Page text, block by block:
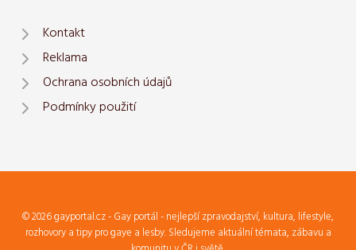
Kontakt
Reklama
Ochrana osobních údajů
Podmínky použití
© 2026 gayportal.cz - Gay portál - nejlepší zpravodajství, kultura, lifestyle,
rozhovory a tipy pro gaye a lesby. Sledujeme aktuální témata, zábavu a